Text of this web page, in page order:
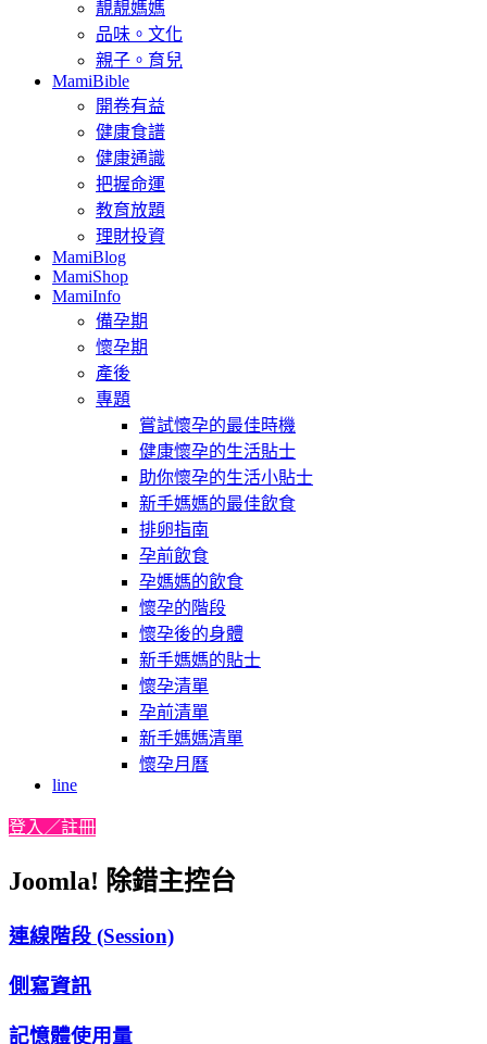
靚靚媽媽
品味。文化
親子。育兒
MamiBible
開卷有益
健康食譜
健康通識
把握命運
教育放題
理財投資
MamiBlog
MamiShop
MamiInfo
備孕期
懷孕期
產後
專題
嘗試懷孕的最佳時機
健康懷孕的生活貼士
助你懷孕的生活小貼士
新手媽媽的最佳飲食
排卵指南
孕前飲食
孕媽媽的飲食
懷孕的階段
懷孕後的身體
新手媽媽的貼士
懷孕清單
孕前清單
新手媽媽清單
懷孕月曆
line
登入／註冊
Joomla! 除錯主控台
連線階段 (Session)
側寫資訊
記憶體使用量